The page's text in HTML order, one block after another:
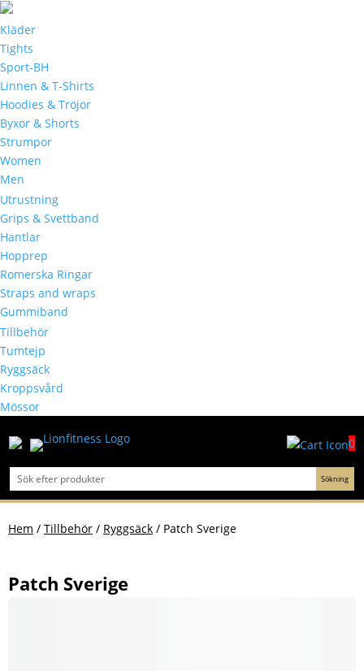
Kläder
Tights
Sport-BH
Linnen & T-Shirts
Hoodies & Tröjor
Byxor & Shorts
Strumpor
Women
Men
Utrustning
Grips & Svettband
Hantlar
Hopprep
Romerska Ringar
Straps and wraps
Gummiband
Tillbehör
Tumtejp
Ryggsäck
Kroppsvård
Mössor
0
Hem / Tillbehör / Ryggsäck / Patch Sverige
Patch Sverige